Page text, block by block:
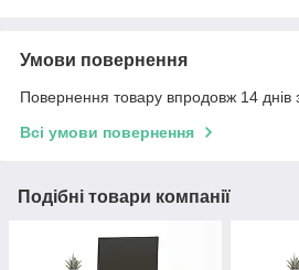
Умови повернення
Повернення товару впродовж 14 днів
Всі умови повернення
Подібні товари компанії